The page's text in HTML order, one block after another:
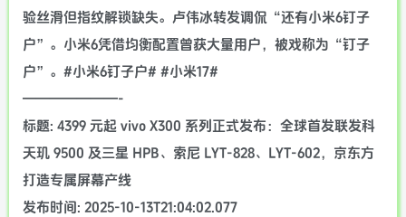
验丝滑但指纹解锁缺失。卢伟冰转发调侃“还有小米6钉子
户”。小米6凭借均衡配置曾获大量用户，被戏称为“钉子
户”。#小米6钉子户# #小米17#
———————-
标题: 4399 元起 vivo X300 系列正式发布：全球首发联发科
天玑 9500 及三星 HPB、索尼 LYT-828、LYT-602，京东方
打造专属屏幕产线
发布时间: 2025-10-13T21:04:02.077